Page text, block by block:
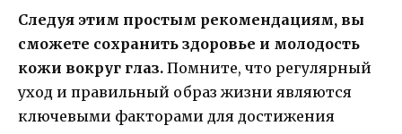
Следуя этим простым рекомендациям, вы
сможете сохранить здоровье и молодость
кожи вокруг глаз. Помните, что регулярный
уход и правильный образ жизни являются
ключевыми факторами для достижения